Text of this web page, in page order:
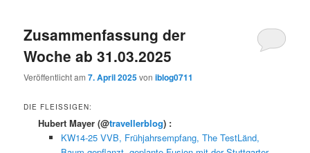
Zusammenfassung der
Woche ab 31.03.2025
Veröffentlicht am7. April 2025voniblog0711
DIE FLEISSIGEN:
Hubert Mayer(@travellerblog) :
KW14-25 VVB, Frühjahrsempfang, The TestLänd,